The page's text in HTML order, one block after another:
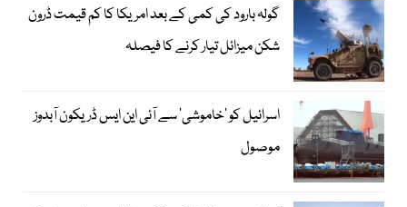
گولہ بارود کی کمی کے بعد امریکا کا کم قیمت ڈرون
شکن میزائل تیار کرنے کا فیصلہ
اسرائیل کو ’خاموشی‘ سے آئی این ایس ڈریکون آبدوز
موصول